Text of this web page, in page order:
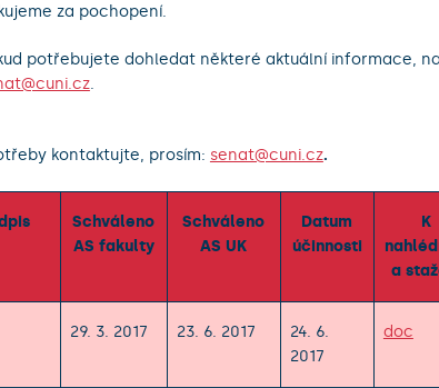
za pochopení.
potřebujete dohledat některé aktuální informace,
.
kontaktujte, prosím: senat@cuni.cz.
Schváleno
AS fakulty
Schváleno
AS UK
Datum
účinnosti
K
a
29. 3. 2017 23. 6. 2017
24. 6.
2017
doc